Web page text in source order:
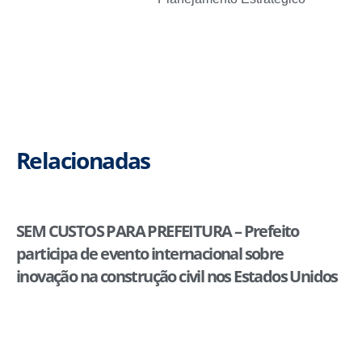
Relacionadas
SEM CUSTOS PARA PREFEITURA – Prefeito
participa de evento internacional sobre
inovação na construção civil nos Estados Unidos